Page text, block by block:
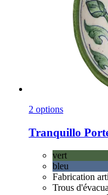
2 options
Tranquillo
vert
bleu
Fabrication
Trous